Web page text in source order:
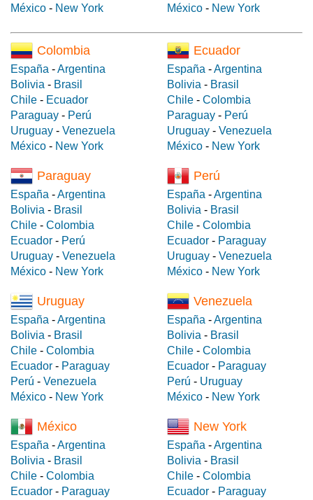
México - New York
México - New York
Colombia
España -Argentina
Bolivia - Brasil
Chile - Ecuador
Paraguay - Perú
Uruguay - Venezuela
México - New York
Ecuador
España -Argentina
Bolivia - Brasil
Chile - Colombia
Paraguay - Perú
Uruguay - Venezuela
México - New York
Paraguay
España -Argentina
Bolivia - Brasil
Chile - Colombia
Ecuador - Perú
Uruguay - Venezuela
México - New York
Perú
España -Argentina
Bolivia - Brasil
Chile - Colombia
Ecuador - Paraguay
Uruguay - Venezuela
México - New York
Uruguay
España -Argentina
Bolivia - Brasil
Chile - Colombia
Ecuador - Paraguay
Perú - Venezuela
México - New York
Venezuela
España -Argentina
Bolivia - Brasil
Chile - Colombia
Ecuador - Paraguay
Perú - Uruguay
México - New York
México
España -Argentina
Bolivia - Brasil
Chile - Colombia
Ecuador - Paraguay
New York
España -Argentina
Bolivia - Brasil
Chile - Colombia
Ecuador - Paraguay